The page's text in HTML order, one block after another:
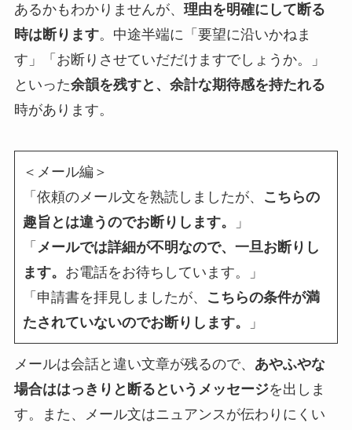
あるかもわかりませんが、 理由を明確にして断る
時は断ります。中途半端に「要望に沿いかねま
す」「お断りさせていだだけますでしょうか。」
といった余韻を残すと、余計な期待感を持たれる
時があります。
＜メール編＞
「依頼のメール文を熟読しましたが、
こちらの
趣旨とは違うのでお断りします。
」
「 メールでは詳細が不明なので、一旦お断りし
ます。 お電話をお待ちしています。」
「申請書を拝見しましたが、
こちらの条件が満
たされていないのでお断りします。
」
メールは会話と違い文章が残るので、 あやふやな
場合ははっきりと断るというメッセージを出しま
す。また、メール文はニュアンスが伝わりにくい